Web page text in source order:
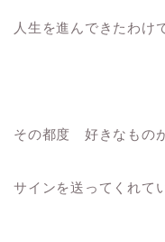
人生を進んできたわけ
その都度 好きなもの
サインを送ってくれて